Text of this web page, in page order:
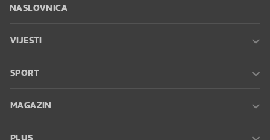
NASLOVNICA
VIJESTI
SPORT
MAGAZIN
PLUS